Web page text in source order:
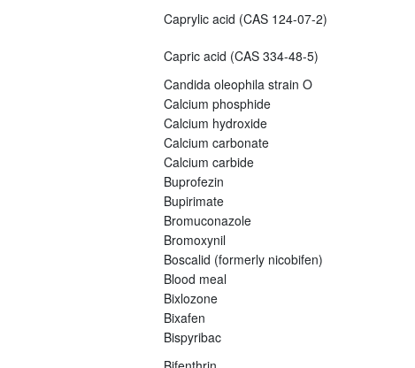
Caprylic acid (CAS 124-07-2)
Capric acid (CAS 334-48-5)
Candida oleophila strain O
Calcium phosphide
Calcium hydroxide
Calcium carbonate
Calcium carbide
Buprofezin
Bupirimate
Bromuconazole
Bromoxynil
Boscalid (formerly nicobifen)
Blood meal
Bixlozone
Bixafen
Bispyribac